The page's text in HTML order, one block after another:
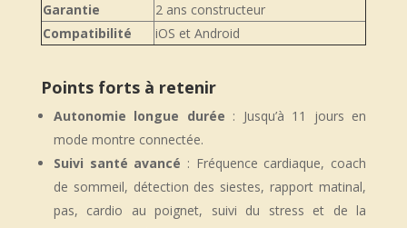
Garantie
2 ans constructeur
Compatibilité
iOS et Android
Points forts à retenir
Autonomie longue durée : Jusqu’à 11 jours en
mode montre connectée.
Suivi santé avancé : Fréquence cardiaque, coach
de sommeil, détection des siestes, rapport matinal,
pas, cardio au poignet, suivi du stress et de la